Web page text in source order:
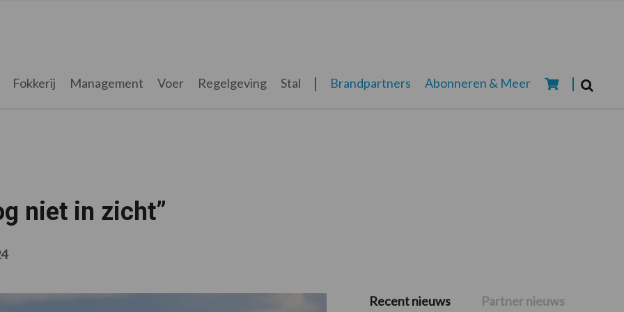
Fokkerij Management Voer Regelgeving Stal Brandpartners Abonneren & Meer
niet in zicht”
Primaire
Recent nieuws Partner nieuws